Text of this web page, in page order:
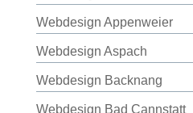
Webdesign Appenweier
Webdesign Aspach
Webdesign Backnang
Webdesign Bad Cannstatt